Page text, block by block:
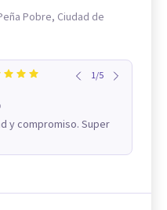
Pobre, Ciudad de
1/5
y compromiso. Super